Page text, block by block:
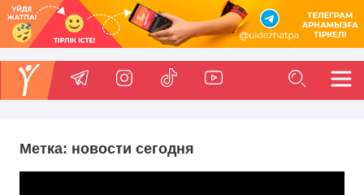
Метка: новости сегодня